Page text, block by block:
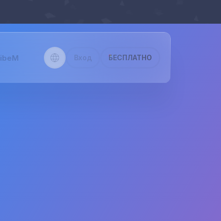
Вход БЕСПЛАТНО